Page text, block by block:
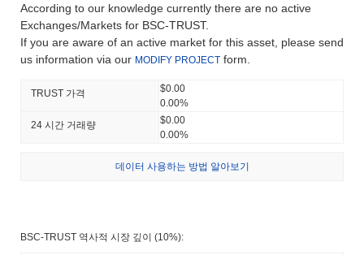
According to our knowledge currently there are no active
Exchanges/Markets for BSC-TRUST.
If you are aware of an active market for this asset, please send
us information via our MODIFY PROJECT form.
TRUST 가격
$0.00
0.00%
24 시간 거래량
$0.00
0.00%
데이터 사용하는 방법 알아보기
BSC-TRUST 역사적 시장 깊이 (10%):